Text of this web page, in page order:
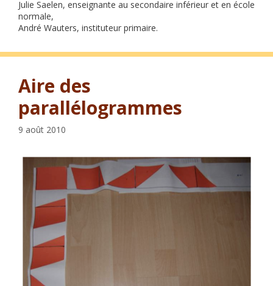
Julie Saelen, enseignante au secondaire inférieur et en école
normale,
André Wauters, instituteur primaire.
Aire des
parallélogrammes
9 août 2010